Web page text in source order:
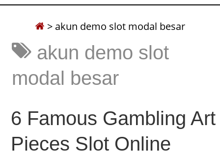
> akun demo slot modal besar
akun demo slot
modal besar
6 Famous Gambling Art
Pieces Slot Online